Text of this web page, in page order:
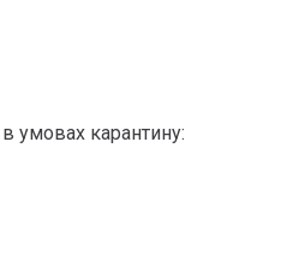
умовах карантину: